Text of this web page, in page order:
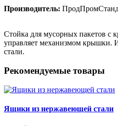
Производитель:
Стойка для мусорных пакетов с
управляет механизмом крышки.
стали.
Рекомендуемые товары
Ящики из нержавеющей стали